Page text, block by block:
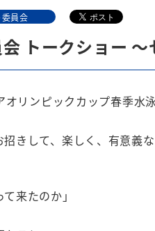
員会
会 トークショー
オリンピックカップ春季
きして、楽しく、有意義
来たのか」